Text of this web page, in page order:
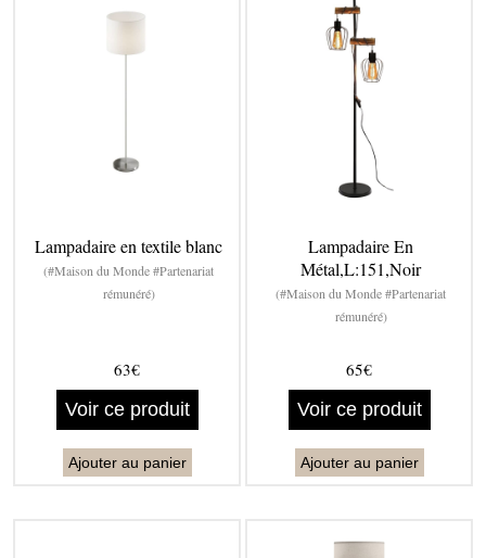
Lampadaire en textile blanc
(#Maison du Monde #Partenariat
rémunéré)
63€
Voir ce produit
Ajouter au panier
Lampadaire En
Métal,L:151,Noir
(#Maison du Monde #Partenariat
rémunéré)
65€
Voir ce produit
Ajouter au panier